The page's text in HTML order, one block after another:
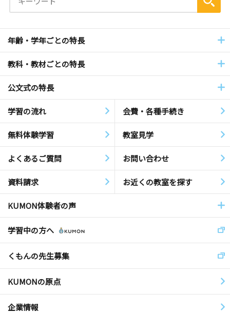
年齢・学年ごとの特長
教科・教材ごとの特長
公文式の特長
学習の流れ 会費・各種手続き
無料体験学習 教室見学
よくあるご質問 お問い合わせ
資料請求 お近くの教室を探す
KUMON体験者の声
学習中の方へ
くもんの先生募集
KUMONの原点
企業情報